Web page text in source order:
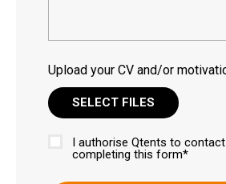
Upload your CV and/or
SELECT FILES
Approval
I authorise Qtents to
completing this form*